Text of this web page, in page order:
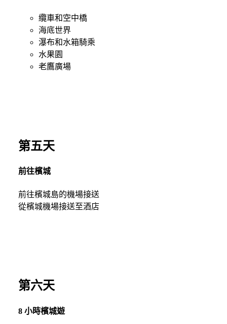
纜車和空中橋
海底世界
瀑布和水箱騎乘
水果園
老鷹廣場
第五天
前往檳城
前往檳城島的機場接送
從檳城機場接送至酒店
第六天
8 小時檳城遊